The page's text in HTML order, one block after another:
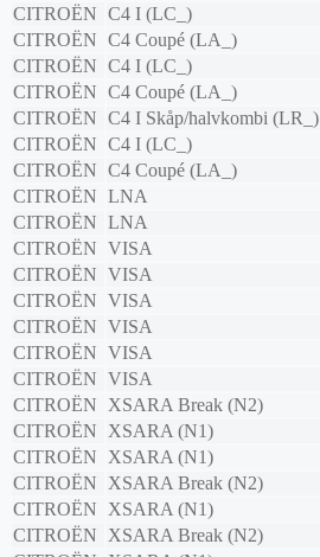
CITROËN C4 I (LC_)
CITROËN C4 Coupé (LA_)
CITROËN C4 I (LC_)
CITROËN C4 Coupé (LA_)
CITROËN C4 I Skåp/halvkombi (LR_)
CITROËN C4 I (LC_)
CITROËN C4 Coupé (LA_)
CITROËN LNA
CITROËN LNA
CITROËN VISA
CITROËN VISA
CITROËN VISA
CITROËN VISA
CITROËN VISA
CITROËN VISA
CITROËN
XSARA Break (N2)
CITROËN
XSARA (N1)
CITROËN
XSARA (N1)
CITROËN
XSARA Break (N2)
CITROËN
XSARA (N1)
CITROËN
XSARA Break (N2)